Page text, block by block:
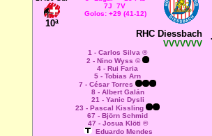
10ª
7J 7V
Golos: +29 (41-12)
RHC Diessbach
VVVVVVV
1 - Carlos Silva ®
2 - Nino Wyss ©
4 - Rui Faria
5 - Tobias Arn
7 - César Torres
8 - Albert Galán
21 - Yanic Dysli
23 - Pascal Kissling
67 - Björn Schmid
47 - Josua Klöti ®
Eduardo Mendes